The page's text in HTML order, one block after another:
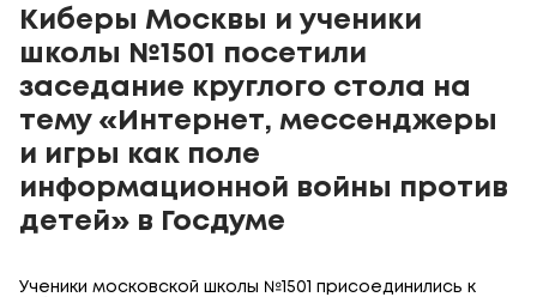
Киберы Москвы и ученики
школы №1501 посетили
заседание круглого стола на
тему «Интернет, мессенджеры
и игры как поле
информационной войны против
детей» в Госдуме
Ученики московской школы №1501 присоединились к